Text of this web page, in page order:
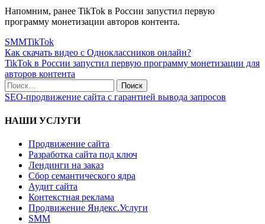
Напомним, ранее TikTok в России запустил первую
программу монетизации авторов контента.
SMMTikTok
Как скачать видео с Одноклассников онлайн?
TikTok в России запустил первую программу монетизации для
авторов контента
SEO-продвижение сайта с гарантией вывода запросов
НАШИ УСЛУГИ
Продвижение сайта
Разработка сайта под ключ
Лендинги на заказ
Сбор семантического ядра
Аудит сайта
Контекстная реклама
Продвижение Яндекс.Услуги
SMM